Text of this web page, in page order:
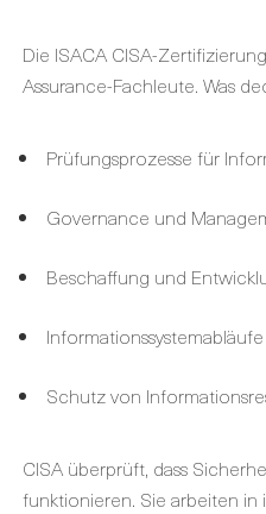
Die ISACA CISA-Zertifizierung
Assurance-Fachleute. Was
Prüfungsprozesse für
Governance und
Beschaffung und
Schutz von
CISA überprüft, dass
funktionieren. Sie arbeiten in